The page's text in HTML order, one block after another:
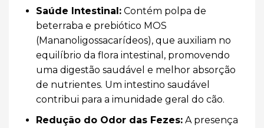
Saúde Intestinal:Contém polpa de
beterraba e prebiótico MOS
(Mananoligossacarídeos), que auxiliam no
equilíbrio da flora intestinal, promovendo
uma digestão saudável e melhor absorção
de nutrientes. Um intestino saudável
contribui para a imunidade geral do cão.
Redução do Odor das Fezes:A presença